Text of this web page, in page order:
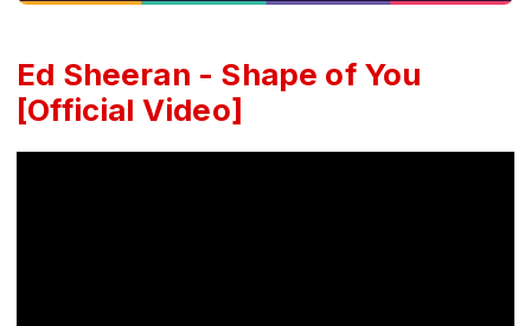
Ed Sheeran - Shape of You
[Official Video]